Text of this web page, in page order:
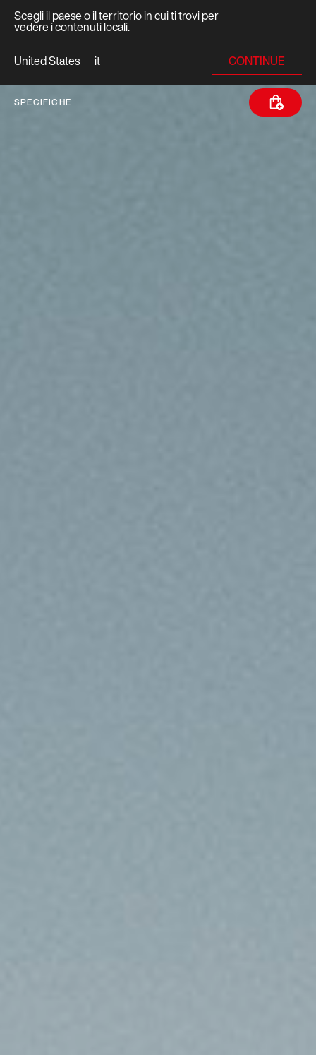
Scegli il paese o il territorio in cui ti trovi per
vedere i contenuti locali.
United States
it CONTINUE
SPECIFICHE